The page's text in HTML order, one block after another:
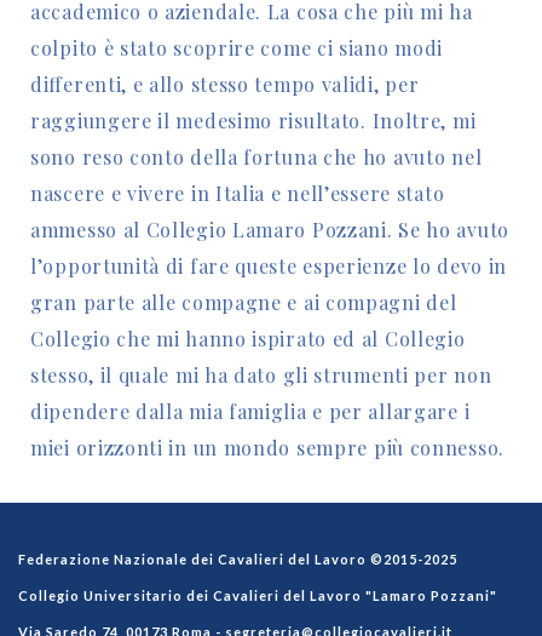
accademico o aziendale. La cosa che più mi ha
colpito è stato scoprire come ci siano modi
differenti, e allo stesso tempo validi, per
raggiungere il medesimo risultato. Inoltre, mi
sono reso conto della fortuna che ho avuto nel
nascere e vivere in Italia e nell’essere stato
ammesso al Collegio Lamaro Pozzani. Se ho avuto
l’opportunità di fare queste esperienze lo devo in
gran parte alle compagne e ai compagni del
Collegio che mi hanno ispirato ed al Collegio
stesso, il quale mi ha dato gli strumenti per non
dipendere dalla mia famiglia e per allargare i
miei orizzonti in un mondo sempre più connesso.
Federazione Nazionale dei Cavalieri del Lavoro ©2015-2025
Collegio Universitario dei Cavalieri del Lavoro "Lamaro Pozzani"
Via Saredo 74, 00173 Roma - segreteria@collegiocavalieri.it